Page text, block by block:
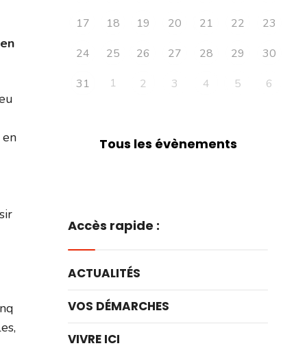
17 18 19 20 21 22
23
24
25 26 27 28 29
30
31
1 2 3 4 5 6
Tous les évènements
Accès rapide :
ACTUALITÉS
VOS DÉMARCHES
VIVRE ICI